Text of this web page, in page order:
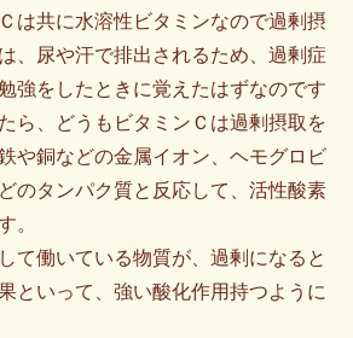
は共に水溶性ビタミンなので過剰摂
、尿や汗で排出されるため、過剰症
強をしたときに覚えたはずなのです
ら、どうもビタミンＣは過剰摂取を
や銅などの金属イオン、ヘモグロビ
のタンパク質と反応して、活性酸素
。
て働いている物質が、過剰になると
といって、強い酸化作用持つように